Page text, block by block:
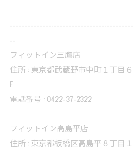
--
フィットイン三鷹店
住所 : 東京都武蔵野市中町１丁目
F
電話番号 : 0422-37-2322
フィットイン高島平店
住所 : 東京都板橋区高島平８丁目